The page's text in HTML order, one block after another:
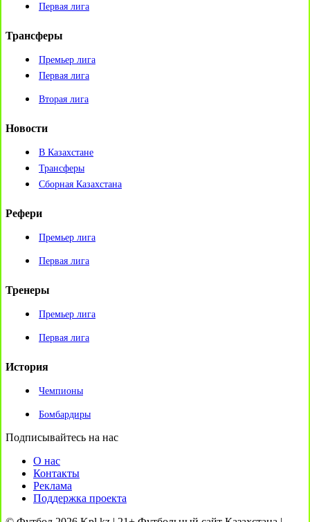
Первая лига
Трансферы
Премьер лига
Первая лига
Вторая лига
Новости
В Казахстане
Трансферы
Сборная Казахстана
Рефери
Премьер лига
Первая лига
Тренеры
Премьер лига
Первая лига
История
Чемпионы
Бомбардиры
Подписывайтесь на нас
О нас
Контакты
Реклама
Поддержка проекта